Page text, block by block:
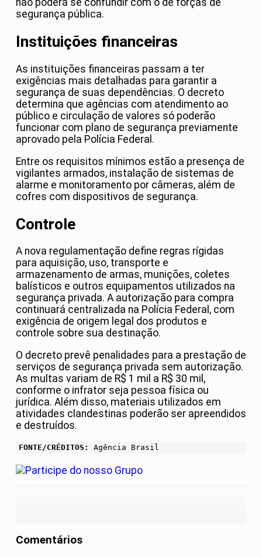
não poderá se confundir com o de forças de
segurança pública.
Instituições financeiras
As instituições financeiras passam a ter
exigências mais detalhadas para garantir a
segurança de suas dependências. O decreto
determina que agências com atendimento ao
público e circulação de valores só poderão
funcionar com plano de segurança previamente
aprovado pela Polícia Federal.
Entre os requisitos mínimos estão a presença de
vigilantes armados, instalação de sistemas de
alarme e monitoramento por câmeras, além de
cofres com dispositivos de segurança.
Controle
A nova regulamentação define regras rígidas
para aquisição, uso, transporte e
armazenamento de armas, munições, coletes
balísticos e outros equipamentos utilizados na
segurança privada. A autorização para compra
continuará centralizada na Polícia Federal, com
exigência de origem legal dos produtos e
controle sobre sua destinação.
O decreto prevê penalidades para a prestação de
serviços de segurança privada sem autorização.
As multas variam de R$ 1 mil a R$ 30 mil,
conforme o infrator seja pessoa física ou
jurídica. Além disso, materiais utilizados em
atividades clandestinas poderão ser apreendidos
e destruídos.
FONTE/CRÉDITOS: Agência Brasil
Comentários